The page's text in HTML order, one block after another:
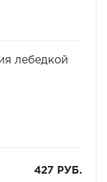
лебедкой
427 РУБ.